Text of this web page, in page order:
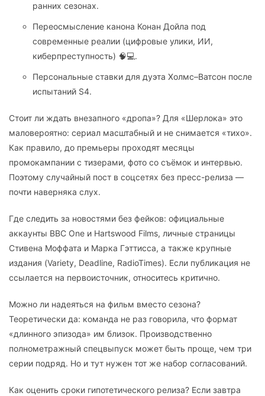
ранних сезонах.
Переосмысление канона Конан Дойла под
современные реалии (цифровые улики, ИИ,
киберпреступность) 🧠💻.
Персональные ставки для дуэта Холмс–Ватсон после
испытаний S4.
Стоит ли ждать внезапного «дропа»? Для «Шерлока» это
маловероятно: сериал масштабный и не снимается «тихо».
Как правило, до премьеры проходят месяцы
промокампании с тизерами, фото со съёмок и интервью.
Поэтому случайный пост в соцсетях без пресс-релиза —
почти наверняка слух.
Где следить за новостями без фейков: официальные
аккаунты BBC One и Hartswood Films, личные страницы
Стивена Моффата и Марка Гэттисса, а также крупные
издания (Variety, Deadline, RadioTimes). Если публикация не
ссылается на первоисточник, относитесь критично.
Можно ли надеяться на фильм вместо сезона?
Теоретически да: команда не раз говорила, что формат
«длинного эпизода» им близок. Производственно
полнометражный спецвыпуск может быть проще, чем три
серии подряд. Но и тут нужен тот же набор согласований.
Как оценить сроки гипотетического релиза? Если завтра